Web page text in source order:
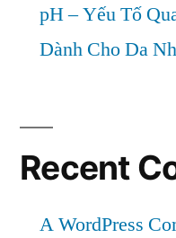
pH – Yếu Tố
Dành Cho Da
Recent
A WordPress